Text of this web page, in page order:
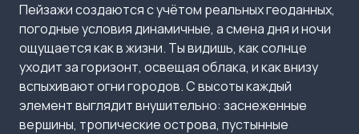
Пейзажи создаются с учётом реальных геоданных,
погодные условия динамичные, а смена дня и ночи
ощущается как в жизни. Ты видишь, как солнце
уходит за горизонт, освещая облака, и как внизу
вспыхивают огни городов. С высоты каждый
элемент выглядит внушительно: заснеженные
вершины, тропические острова, пустынные